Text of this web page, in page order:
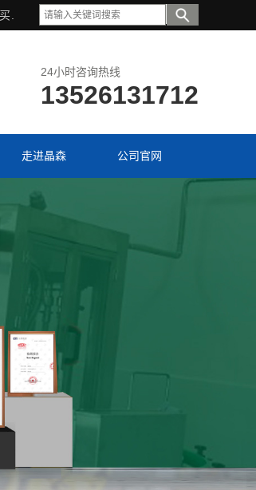
.
24小时咨询热线
13526131712
走进晶森 公司官网